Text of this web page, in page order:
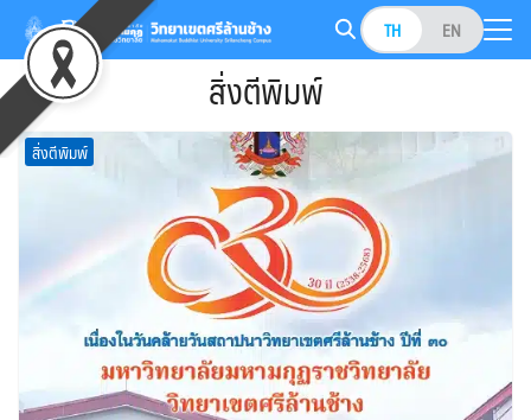
Skip
content
TH EN
Search
for: สิ่งตีพิมพ์
สิ่งตีพิมพ์